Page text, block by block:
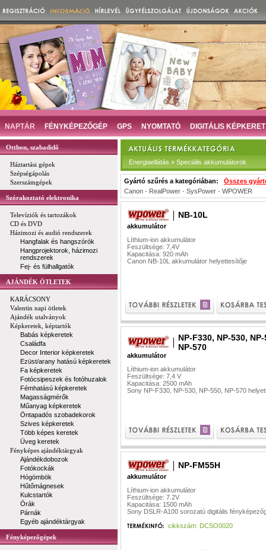
NAPTÁR FÉNYKÉPEZŐGÉP GPS NYOMTATÓ DIGITÁLIS KÉPKERET
Otthon, szabadidő
Háztartási gépek
Szépségápolás
Szerszámgépek
Szórakoztató elektronika
Televíziók és tartozákok
CD és DVD
Házimozi és audió rendszerek
Hangfalak és hangszórók
Hangprojektorok, házimozi
rendszerek
Fej- és fülhallgatók
AJÁNDÉK ÖTLETEK
KARÁCSONY
Valentin napi ötletek
Ajándék utalványok
Képkeretek, képtartók
Babás képkeretek
Családfa
Decor Interior képkeretek
Ezüst/arany hatású képkeretek
Fa képkeretek
Fotócsipeszek és fotóhuzalok
Fémhatású képkeretek
Magasságmérők
Műanyag képkeretek
Öntapadós szobadekorok
Szives képkeretek
Több képes keretek
Üveg keretek
Fényképes ajándéktárgyak
Ajándékdobozok
Fotókockák
Hógömbök
Hűtőmágnesek
Kulcstartók
Órák
Párnák
Egyéb ajándéktárgyak
Fényképezőgépek
Energiaellátás » Speciális akkumulátorok
Gyártó szűrés a kategóriában: Összes
Canon - RealPower - SysPower - WPOWER
NB-10L
akkumulátor
Líthium-ion akkumulátor
Feszültsége: 7,4V
Kapacitása: 920 mAh
Canon NB-10L akkumulátor helyettesítője
NP-F330, NP-530,
NP-570
akkumulátor
Líthium-ion akkumulátor
Feszültsége: 7,4 V
Kapacitása: 2500 mAh
Sony NP-F330, NP-530, NP-550, NP-570
NP-FM55H
akkumulátor
Líthium-ion akkumulátor
Feszültsége: 7.2V
Kapacitása: 1500 mAh
Sony DSLR-A100 sorozatú digitális
cikkszám: DCSO0020